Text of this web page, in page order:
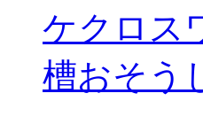
ケクロス
槽おそう